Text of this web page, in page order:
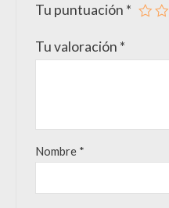
Tu puntuación *
Tu valoración *
Nombre *